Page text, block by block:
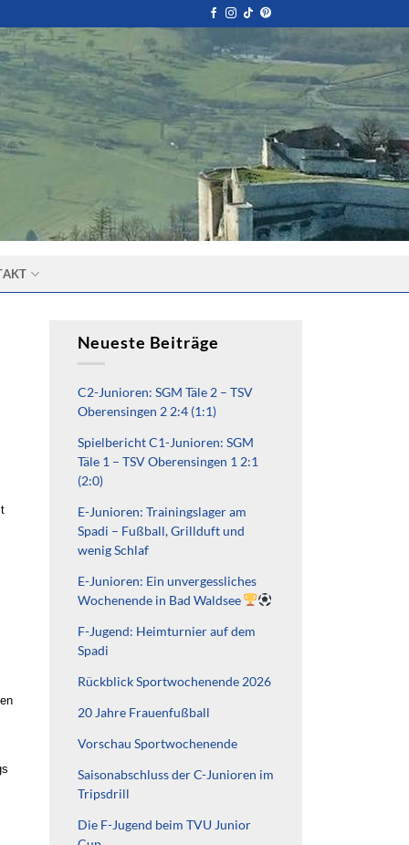
Neueste Beiträge
C2-Junioren: SGM Täle 2 – TSV
Oberensingen 2 2:4 (1:1)
Spielbericht C1-Junioren: SGM
Täle 1 – TSV Oberensingen 1 2:1
(2:0)
E-Junioren: Trainingslager am
Spadi – Fußball, Grillduft und
wenig Schlaf
E-Junioren: Ein unvergessliches
Wochenende in Bad Waldsee
F-Jugend: Heimturnier auf dem
Spadi
Rückblick Sportwochenende 2026
20 Jahre Frauenfußball
Vorschau Sportwochenende
Saisonabschluss der C-Junioren im
Tripsdrill
Die F-Jugend beim TVU Junior